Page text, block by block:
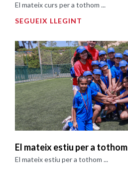
El mateix curs per a tothom ...
SEGUEIX LLEGINT
El mateix estiu per a tothom
El mateix estiu per a tothom ...